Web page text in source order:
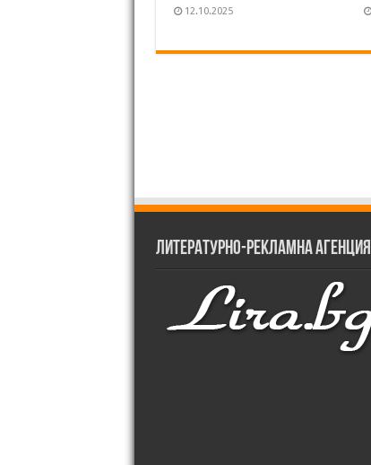
12.10.2025
Литературно-рекламна агенция